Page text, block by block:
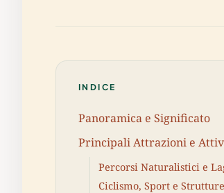
INDICE
Panoramica e Significato
Principali Attrazioni e
Percorsi Naturalistici e
Ciclismo, Sport e